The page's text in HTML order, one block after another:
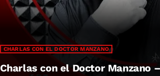
CHARLAS CON EL DOCTOR MANZANO
Charlas con el Doctor Manzano –